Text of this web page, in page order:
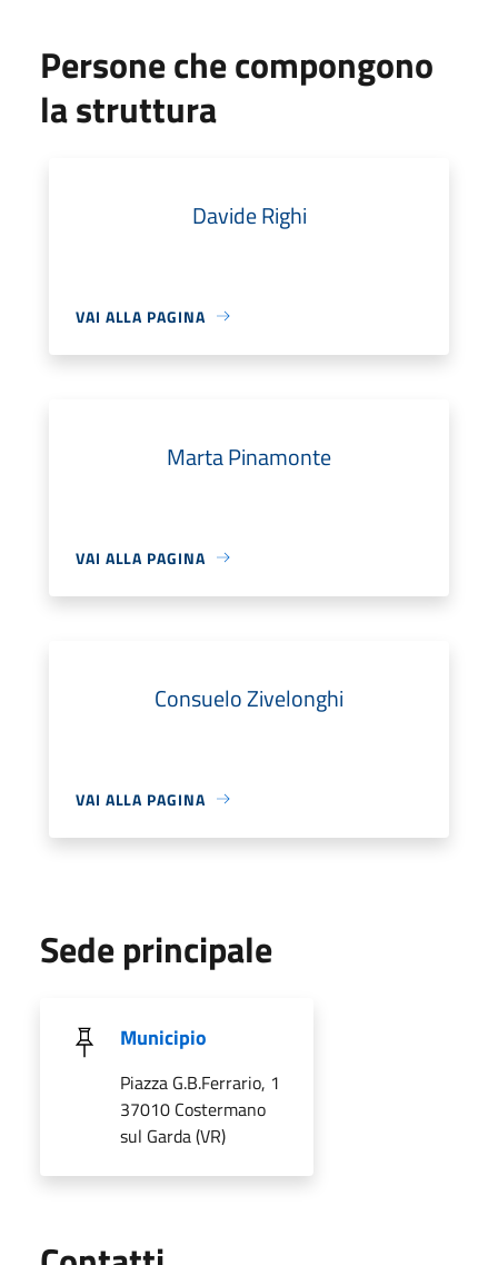
Persone che compongono
la struttura
Davide Righi
VAI ALLA PAGINA
Marta Pinamonte
VAI ALLA PAGINA
Consuelo Zivelonghi
VAI ALLA PAGINA
Sede principale
Municipio
Piazza G.B.Ferrario, 1
37010 Costermano
sul Garda (VR)